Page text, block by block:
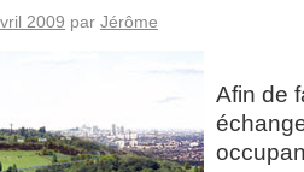
2009 par Jérôme
Afin de